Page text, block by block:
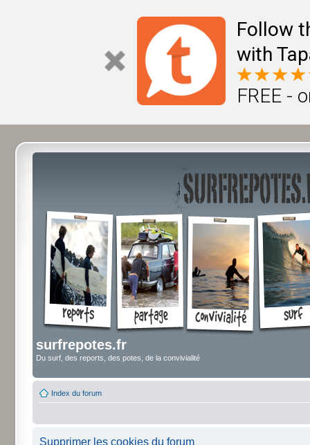
Follow
with
FREE -
surfrepotes.fr
Du surf, des reports, des potes, de la convivialité
Index du forum
Supprimer les cookies du forum